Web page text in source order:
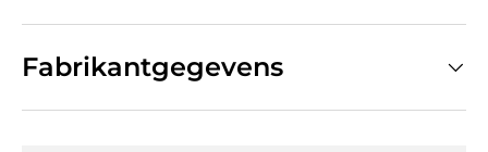
Fabrikantgegevens